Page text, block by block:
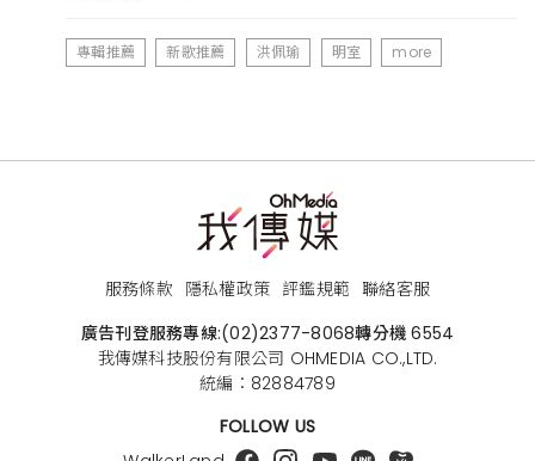
專輯推薦 新歌推薦 洪佩瑜 明室 more
服務條款 隱私權政策 評鑑規範 聯絡客服
廣告刊登服務專線:(02)2377-8068轉分機 6554
我傳媒科技股份有限公司 OHMEDIA CO.,LTD.
統編：82884789
FOLLOW US